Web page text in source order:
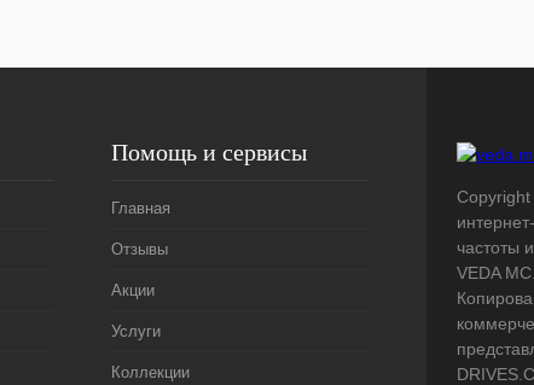
Помощь и сервисы
Главная
Отзывы
Акции
Услуги
Коллекции
частоты
VEDA